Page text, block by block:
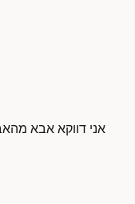
אני דווקא אבא